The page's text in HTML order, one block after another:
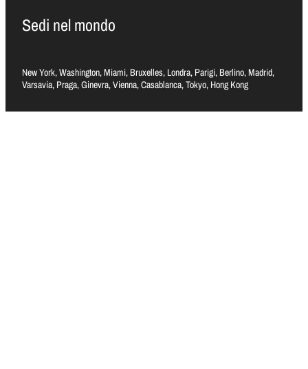
Sedi nel mondo
New York, Washington, Miami, Bruxelles, Londra, Parigi, Berlino, Madrid,
Varsavia, Praga, Ginevra, Vienna, Casablanca, Tokyo, Hong Kong